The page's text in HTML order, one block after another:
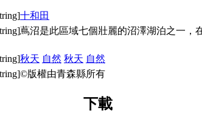
十和田
蔦沼是此區域七個壯麗的沼澤湖泊之一，
秋天 自然 秋天 自然
©版權由青森縣所有
下載